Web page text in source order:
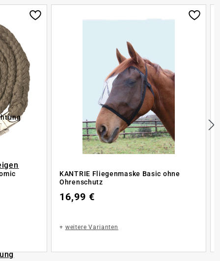
KANTRIE Fliegenmaske Basic ohne
Ohrenschutz
16,99 €
+ weitere Varianten